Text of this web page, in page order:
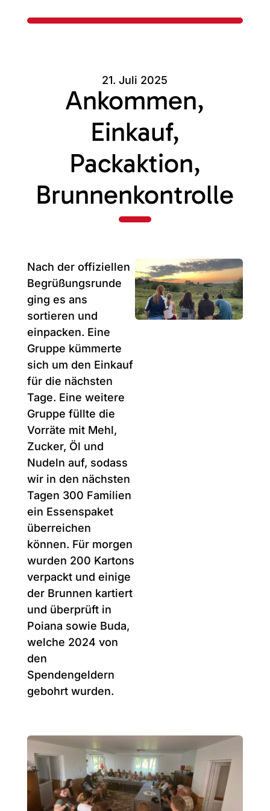
21. Juli 2025
Ankommen,
Einkauf,
Packaktion,
Brunnenkontrolle
Nach der offiziellen
Begrüßungsrunde
ging es ans
sortieren und
einpacken. Eine
Gruppe kümmerte
sich um den Einkauf
für die nächsten
Tage. Eine weitere
Gruppe füllte die
Vorräte mit Mehl,
Zucker, Öl und
Nudeln auf, sodass
wir in den nächsten
Tagen 300 Familien
ein Essenspaket
überreichen
können. Für morgen
wurden 200 Kartons
verpackt und einige
der Brunnen kartiert
und überprüft in
Poiana sowie Buda,
welche 2024 von
den
Spendengeldern
gebohrt wurden.